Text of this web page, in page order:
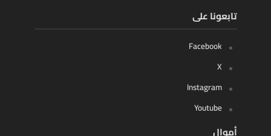
تابعونا على
Facebook
X
Instagram
Youtube
أموال